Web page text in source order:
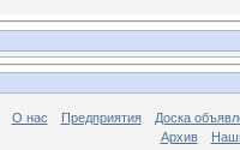
О нас Предприятия
Доска
Архив